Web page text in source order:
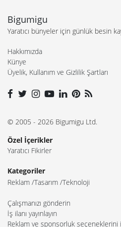
Bigumigu
Yaratıcı bünyeler için günlük besin
Hakkımızda
Künye
Üyelik, Kullanım ve Gizlilik Şartları
© 2005 - 2026 Bigumigu Ltd.
Özel İçerikler
Yaratıcı Fikirler
Kategoriler
Reklam Tasarım Teknoloji
Çalışmanızı gönderin
İş ilanı yayınlayın
Reklam ve sponsorluk seçeneklerini